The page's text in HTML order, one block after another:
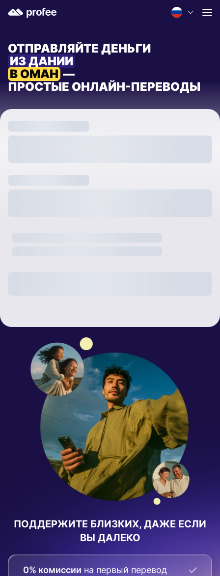
ОТПРАВЛЯЙТЕ ДЕНЬГИ
ИЗ ДАНИИ
В ОМАН —
ПРОСТЫЕ ОНЛАЙН-ПЕРЕВОДЫ
ПОДДЕРЖИТЕ БЛИЗКИХ, ДАЖЕ ЕСЛИ
ВЫ ДАЛЕКО
0% комиссии на первый перевод